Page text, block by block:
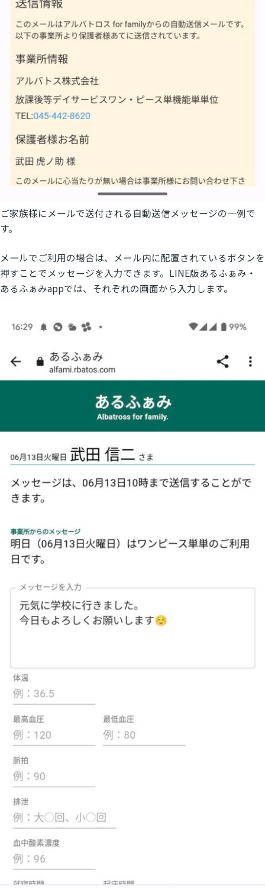
ご家族様にメールで送付される自動送信メッセージの一例で
す。
メールでご利用の場合は、メール内に配置されているボタンを
押すことでメッセージを入力できます。LINE版あるふぁみ・
あるふぁみappでは、それぞれの画面から入力します。